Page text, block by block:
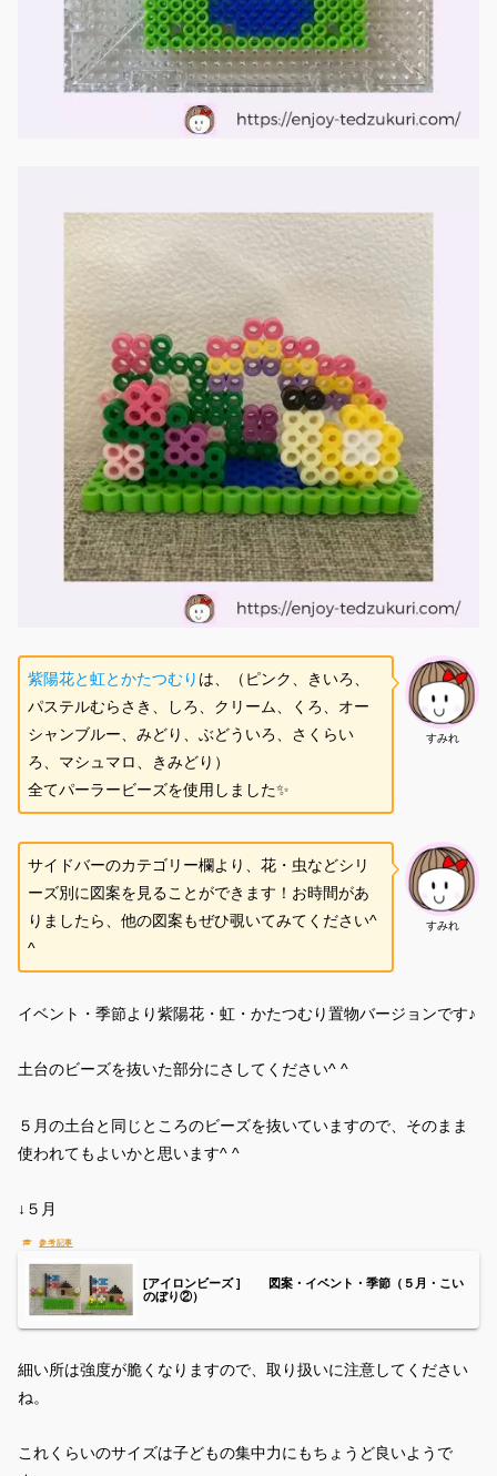
すみれ
紫陽花と虹とかたつむり は、（ピンク、きいろ、
パステルむらさき、しろ、クリーム、くろ、オー
シャンブルー、みどり、ぶどういろ、さくらい
ろ、マシュマロ、きみどり）
全てパーラービーズを使用しました✨
すみれ
サイドバーのカテゴリー欄より、花・虫などシリ
ーズ別に図案を見ることができます！お時間があ
りましたら、他の図案もぜひ覗いてみてください^
^
イベント・季節より紫陽花・虹・かたつむり置物バージョンです♪
土台のビーズを抜いた部分にさしてください^ ^
５月の土台と同じところのビーズを抜いていますので、そのまま
使われてもよいかと思います^ ^
↓５月
[アイロンビーズ ] 図案・イベント・季節（５月・こい
のぼり②）
細い所は強度が脆くなりますので、取り扱いに注意してください
ね。
これくらいのサイズは子どもの集中力にもちょうど良いようで